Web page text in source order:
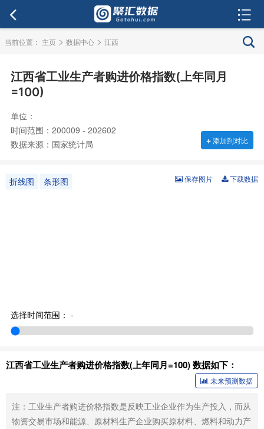
当前位置： 主页 > 数据中心 > 江西
江西省工业生产者购进价格指数(上年同月
=100)
单位：
时间范围：200009 - 202602
数据来源：国家统计局
+添加到对比
折线图 条形图 下载数据
保存图片
选择时间范围： -
江西省工业生产者购进价格指数(上年同月=100) 数据如下：
未来预测数据
注：工业生产者购进价格指数是反映工业企业作为生产投入，而从
物资交易市场和能源、原材料生产企业购买原材料、燃料和动力产